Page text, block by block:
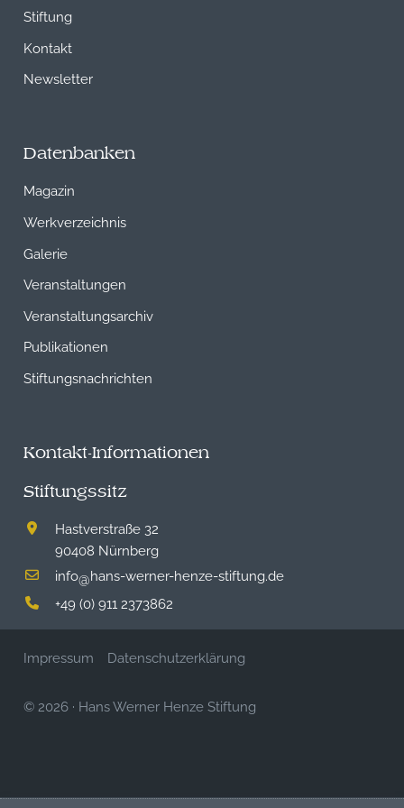
Stiftung
Kontakt
Newsletter
Datenbanken
Magazin
Werkverzeichnis
Galerie
Veranstaltungen
Veranstaltungsarchiv
Publikationen
Stiftungsnachrichten
Kontakt-Informationen
Stiftungssitz
Hastverstraße 32
90408 Nürnberg
info@hans-werner-henze-stiftung.de
+49 (0) 911 2373862
Impressum Datenschutzerklärung
© 2026 · Hans Werner Henze Stiftung